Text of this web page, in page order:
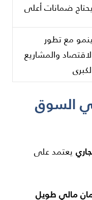
يحتاج ضمانات أعلى
ينمو مع تطور
والمشاريع
السوق
يعتمد على
مالي طويل